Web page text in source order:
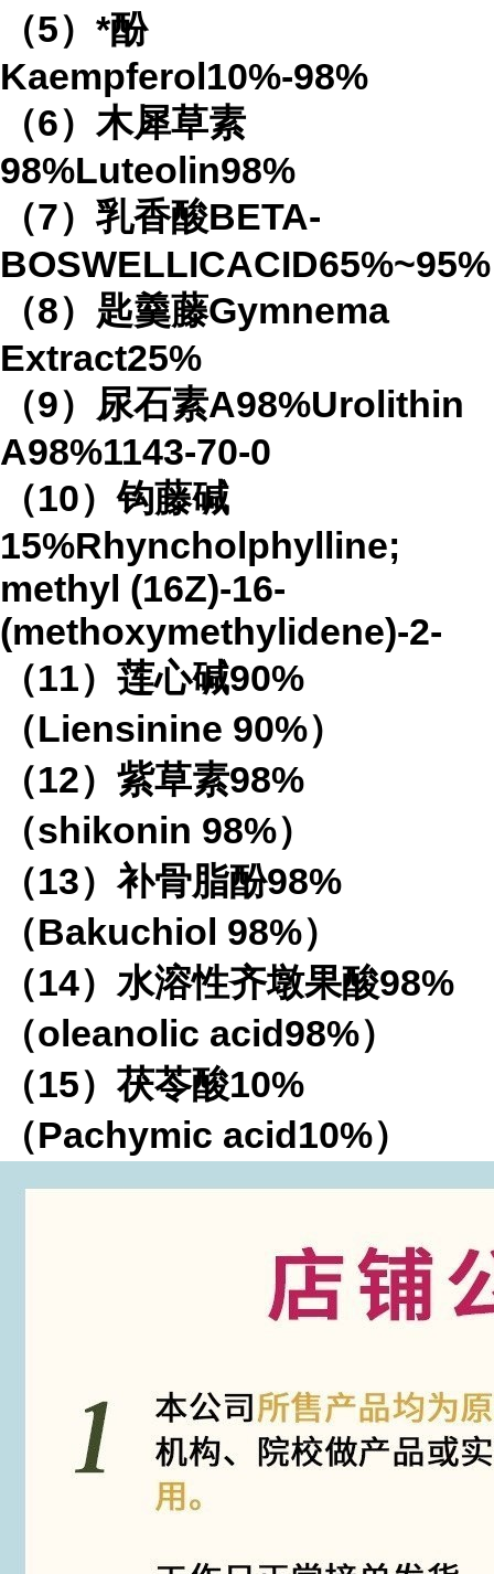
（5）*酚
Kaempferol10%-98%
（6）木犀草素
98%Luteolin98%
（7）乳香酸BETA-
BOSWELLICACID65%~95%
（8）匙羹藤Gymnema
Extract25%
（9）尿石素A98%Urolithin
A98%1143-70-0
（10）钩藤碱
15%Rhyncholphylline;
methyl (16Z)-16-
(methoxymethylidene)-2-
（11）莲心碱90%
（Liensinine 90%）
（12）紫草素98%
（shikonin 98%）
（13）补骨脂酚98%
（Bakuchiol 98%）
（14）水溶性齐墩果酸98%
（oleanolic acid98%）
（15）茯苓酸10%
（Pachymic acid10%）